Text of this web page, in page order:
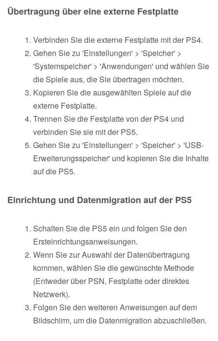
Übertragung über eine externe Festplatte
Verbinden Sie die externe Festplatte mit der PS4.
Gehen Sie zu 'Einstellungen' > 'Speicher' >
'Systemspeicher' > 'Anwendungen' und wählen Sie
die Spiele aus, die Sie übertragen möchten.
Kopieren Sie die ausgewählten Spiele auf die
externe Festplatte.
Trennen Sie die Festplatte von der PS4 und
verbinden Sie sie mit der PS5.
Gehen Sie zu 'Einstellungen' > 'Speicher' > 'USB-
Erweiterungsspeicher' und kopieren Sie die Inhalte
auf die PS5.
Einrichtung und Datenmigration auf der PS5
Schalten Sie die PS5 ein und folgen Sie den
Ersteinrichtungsanweisungen.
Wenn Sie zur Auswahl der Datenübertragung
kommen, wählen Sie die gewünschte Methode
(Entweder über PSN, Festplatte oder direktes
Netzwerk).
Folgen Sie den weiteren Anweisungen auf dem
Bildschirm, um die Datenmigration abzuschließen.